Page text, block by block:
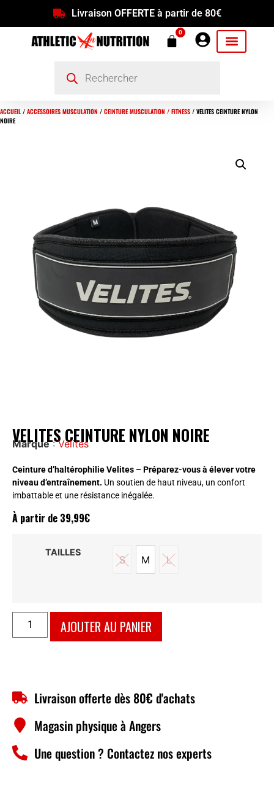
Livraison OFFERTE à partir de 80€
0
ACCUEIL/ ACCESSOIRES MUSCULATION / CEINTURE MUSCULATION / FITNESS / VELITES CEINTURE NYLON
NOIRE
VELITES CEINTURE NYLON NOIRE
Marque:Velites
Ceinture d’haltérophilie Velites – Préparez-vous à élever votre
niveau d’entraînement. Un soutien de haut niveau, un confort
imbattable et une résistance inégalée.
À partir de 39,99€
TAILLES
S
S
M
M
L
L
AJOUTER AU PANIER
Livraison offerte dès 80€ d'achats
Magasin physique à Angers
Une question ? Contactez nos experts